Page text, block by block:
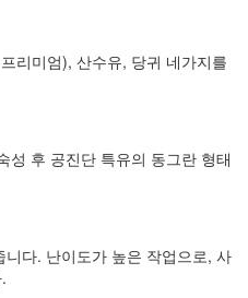
리미엄), 산수유, 당귀 네가지를
성 후 공진단 특유의 동그란 형태
다. 난이도가 높은 작업으로, 사